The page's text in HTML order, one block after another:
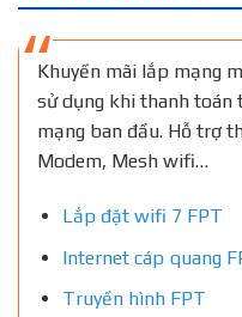
Khuyến mãi lắp mạng
sử dụng khi thanh toán
mạng ban đầu. Hỗ trợ
Modem, Mesh wifi…
Lắp đặt wifi 7 FPT
Internet cáp quang
Truyền hình FPT